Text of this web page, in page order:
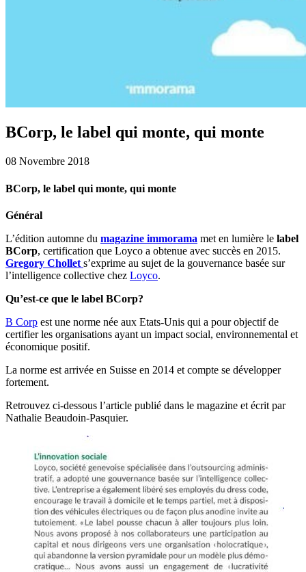
BCorp, le label qui monte, qui monte
08 Novembre 2018
BCorp, le label qui monte, qui monte
Général
L’édition automne du magazine immorama met en lumière le label
BCorp, certification que Loyco a obtenue avec succès en 2015.
Gregory Chollet s’exprime au sujet de la gouvernance basée sur
l’intelligence collective chez Loyco.
Qu’est-ce que le label BCorp?
B Corp est une norme née aux Etats-Unis qui a pour objectif de
certifier les organisations ayant un impact social, environnemental et
économique positif.
La norme est arrivée en Suisse en 2014 et compte se développer
fortement.
Retrouvez ci-dessous l’article publié dans le magazine et écrit par
Nathalie Beaudoin-Pasquier.